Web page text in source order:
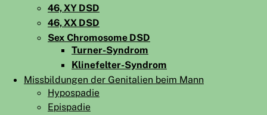
46, XY DSD
46, XX DSD
Sex Chromosome DSD
Turner-Syndrom
Klinefelter-Syndrom
Missbildungen der Genitalien beim Mann
Hypospadie
Epispadie